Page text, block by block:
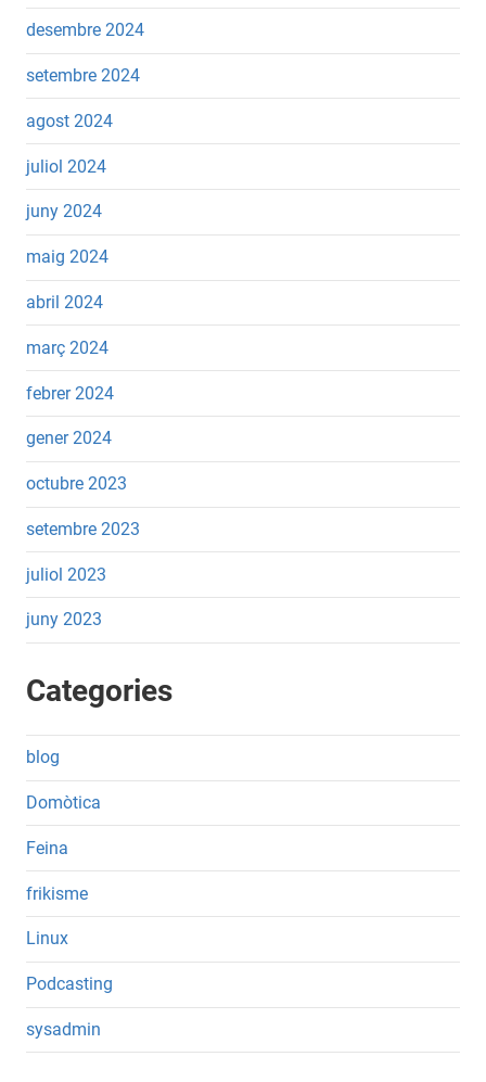
desembre 2024
setembre 2024
agost 2024
juliol 2024
juny 2024
maig 2024
abril 2024
març 2024
febrer 2024
gener 2024
octubre 2023
setembre 2023
juliol 2023
juny 2023
Categories
blog
Domòtica
Feina
frikisme
Linux
Podcasting
sysadmin